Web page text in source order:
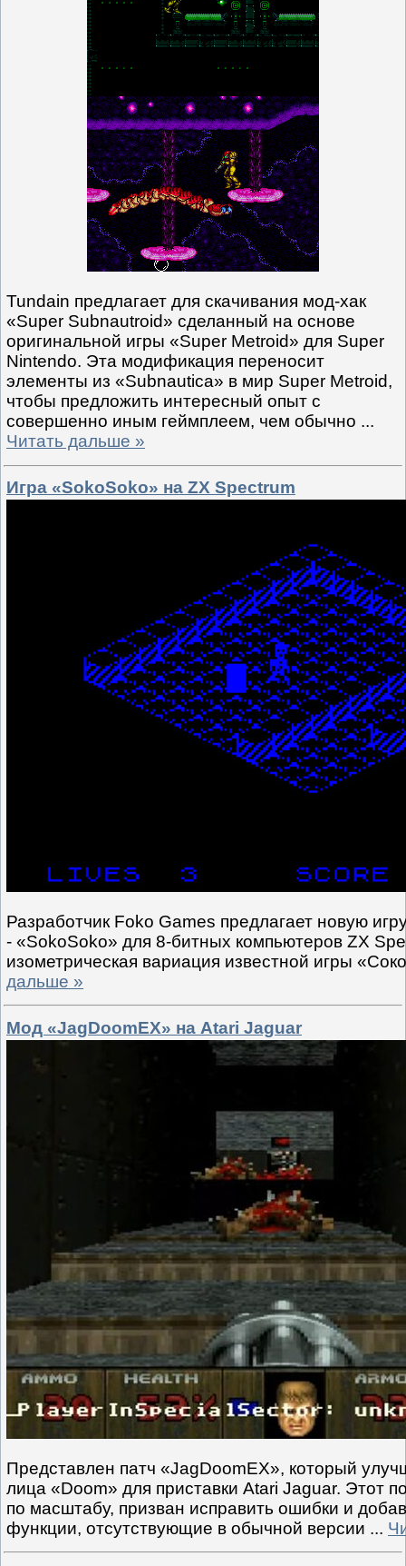
Tundain предлагает для скачивания мод-хак
«Super Subnautroid» сделанный на основе
оригинальной игры «Super Metroid» для Super
Nintendo. Эта модификация переносит
элементы из «Subnautica» в мир Super Metroid,
чтобы предложить интересный опыт с
совершенно иным геймплеем, чем обычно ...
Читать дальше »
Игра «SokoSoko» на ZX Spectrum
Разработчик Foko Games предлагает новую
- «SokoSoko» для 8-битных компьютеров ZX
изометрическая вариация известной игры
дальше »
Мод «JagDoomEX» на Atari Jaguar
Представлен патч «JagDoomEX», который
лица «Doom» для приставки Atari Jaguar. Этот
по масштабу, призван исправить ошибки и
функции, отсутствующие в обычной версии ...